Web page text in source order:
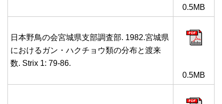
0.5MB
日本野鳥の会宮城県支部調査部. 1982.宮城県
におけるガン・ハクチョウ類の分布と渡来
数. Strix 1: 79-86.
0.5MB